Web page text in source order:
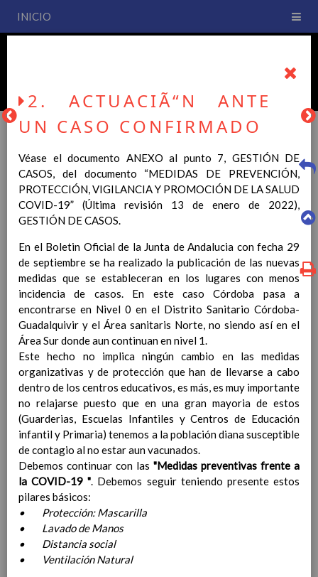
INICIO
CEIP San Fernando
PLAN DE CENTRO
La entrada en vigor del Real Decreto 126/2014, de 28 de
febrero, por el que se establece el currículo básico de la
Educación Primaria, se ha hecho necesario la revisión y
adecuación de nuestro Plan de Centro a esta normativa, el cual
usted podrá consultar desde este sitio web.
Esperamos que sea de su interés.
Contenido
IntroducciÃ³n
AnÃ¡lisis del Contexto
Proyecto Educativo
Marco Normativo
Objetivos propios para la mejora del rendimiento
escolar
LÃ­neas generales de actuaciÃ³n pedagÃ³gica
CoordinaciÃ³n y concreciÃ³n de los contenidos
curriculares, asÃ­ como el tratamiento transversal
en las Ã¡reas de la educaciÃ³n en valores y otras
enseÃ±anzas
EducaciÃ³n Infantil (Segundo Ciclo)
noviembre 2019
2. ACTUACIÃ“N ANTE
UN CASO CONFIRMADO
Véase el documento ANEXO al punto 7, GESTIÓN DE
CASOS, del documento “MEDIDAS DE PREVENCIÓN,
PROTECCIÓN, VIGILANCIA Y PROMOCIÓN DE LA SALUD
COVID-19” (Última revisión 13 de enero de 2022),
GESTIÓN DE CASOS.
En el Boletin Oficial de la Junta de Andalucia con fecha 29
de septiembre se ha realizado la publicación de las nuevas
medidas que se estableceran en los lugares con menos
incidencia de casos. En este caso Córdoba pasa a
encontrarse en Nivel 0 en el Distrito Sanitario Córdoba-
Guadalquivir y el Área sanitaris Norte, no siendo así en el
Área Sur donde aun continuan en nivel 1.
Este hecho no implica ningún cambio en las medidas
organizativas y de protección que han de llevarse a cabo
dentro de los centros educativos, es más, es muy importante
no relajarse puesto que en una gran mayoria de estos
(Guarderias, Escuelas Infantiles y Centros de Educación
infantil y Primaria) tenemos a la población diana susceptible
de contagio al no estar aun vacunados.
Debemos continuar con las "Medidas preventivas frente a
la COVID-19 ". Debemos seguir teniendo presente estos
pilares básicos:
• Protección: Mascarilla
• Lavado de Manos
• Distancia social
• Ventilación Natural